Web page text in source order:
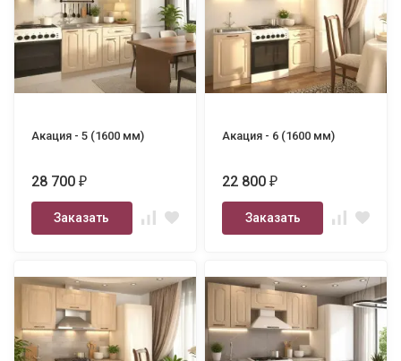
Акация - 5 (1600 мм)
28 700₽
Заказать
Акация - 6 (1600 мм)
22 800₽
Заказать